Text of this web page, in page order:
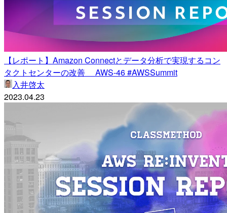
【レポート】Amazon Connectとデータ分析で実現するコン
タクトセンターの改善 AWS-46 #AWSSummit
入井啓太
2023.04.23